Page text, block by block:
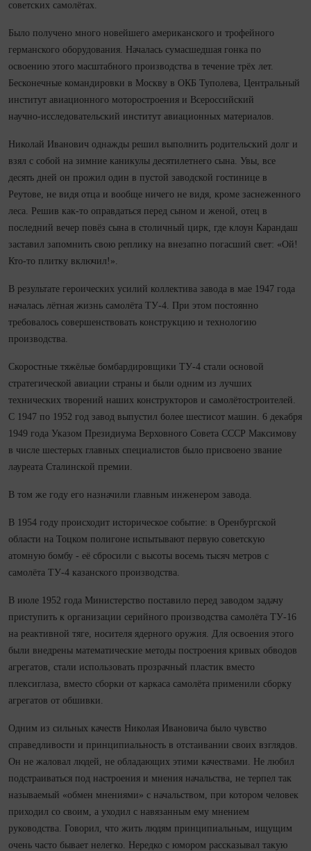
советских самолётах.
Было получено много новейшего американского и трофейного
германского оборудования. Началась сума­сшедшая гонка по
освоению этого масштабного производства в течение трёх лет.
Бесконечные командировки в Москву в ОКБ Туполева, Центральный
институт авиационного моторостроения и Всероссийский
научно‑исследовательский институт авиационных материалов.
Николай Иванович однажды решил выполнить родительский долг и
взял с собой на зимние каникулы десятилетнего сына. Увы, все
десять дней он прожил один в пустой заводской гостинице в
Реутове, не видя отца и вообще ничего не видя, кроме заснеженного
леса. Решив как‑то оправдаться перед сыном и женой, отец в
последний вечер повёз сына в столичный цирк, где клоун Карандаш
заставил запо­мнить свою реплику на внезапно погасший свет: «Ой!
Кто‑то плитку включил!».
В результате героических усилий коллектива завода в мае 1947 года
началась лётная жизнь самолёта ТУ‑4. При этом постоянно
требовалось совершенствовать конструкцию и технологию
производства.
Скоростные тяжёлые бомбардировщики ТУ‑4 стали основой
стратегической авиации страны и были одним из лучших
технических творений наших конструкторов и самолётостроителей.
С 1947 по 1952 год завод выпустил более шестисот машин. 6 декабря
1949 года Указом Президиума Верховного Совета СССР Максимову
в числе шестерых главных спе­циа­листов было присвоено звание
лауреата Сталинской премии.
В том же году его назначили главным инженером завода.
В 1954 году происходит историческое событие: в Оренбургской
области на Тоцком полигоне испытывают первую советскую
атомную бомбу - её сбросили с высоты восемь тысяч метров с
самолёта ТУ‑4 казанского производства.
В июле 1952 года Министерство поставило перед заводом задачу
приступить к организации серийного производства самолёта ТУ‑16
на реактивной тяге, носителя ядерного оружия. Для освоения этого
были внедрены математические методы построения кривых обводов
агрегатов, стали использовать прозрачный пластик вместо
плексиглаза, вместо сборки от каркаса самолёта применили сборку
агрегатов от обшивки.
Одним из сильных качеств Николая Ивановича было чувство
справедливости и принципиальность в отстаивании своих взглядов.
Он не жаловал людей, не обладающих этими качествами. Не любил
подстраиваться под настроения и мнения начальства, не терпел так
называемый «обмен мнениями» с начальством, при котором человек
приходил со своим, а уходил с навязанным ему мнением
руководства. Говорил, что жить людям принципиальным, ищущим
очень часто бывает нелегко. Нередко с юмором рассказывал такую